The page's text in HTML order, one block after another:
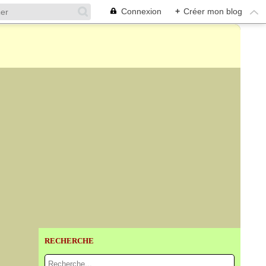
Connexion + Créer mon blog
RECHERCHE